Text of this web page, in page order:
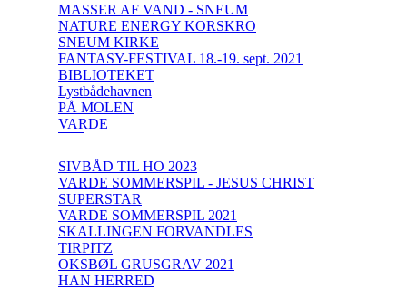
MASSER AF VAND - SNEUM
NATURE ENERGY KORSKRO
SNEUM KIRKE
FANTASY-FESTIVAL 18.-19. sept. 2021
BIBLIOTEKET
Lystbådehavnen
PÅ MOLEN
VARDE
SIVBÅD TIL HO 2023
VARDE SOMMERSPIL - JESUS CHRIST
SUPERSTAR
VARDE SOMMERSPIL 2021
SKALLINGEN FORVANDLES
TIRPITZ
OKSBØL GRUSGRAV 2021
HAN HERRED